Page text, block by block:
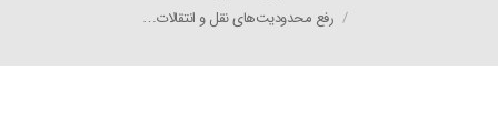
رفع محدودیت‌های نقل و انتقالات…